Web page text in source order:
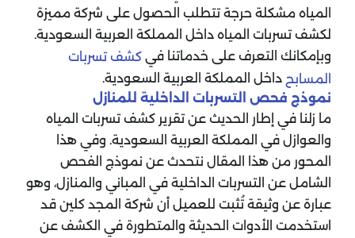
المياه مشكلة حرجة تتطلب الحصول على شركة مميزة
لكشف تسربات المياه داخل المملكة العربية السعودية.
وبإمكانك التعرف على خدماتنا في كشف تسربات
المسابح داخل المملكة العربية السعودية.
نموذج فحص التسربات الداخلية للمنازل
ما زلنا في إطار الحديث عن تقرير كشف تسربات المياه
والعوازل في المملكة العربية السعودية. وفي هذا
المحور من هذا المقال نتحدث عن نموذج الفحص
الشامل عن التسربات الداخلية في المباني والمنازل، وهو
عبارة عن وثيقة تُثبت للعميل أن شركة المجد كلين قد
استخدمت الأدوات الحديثة والمتطورة في الكشف عن